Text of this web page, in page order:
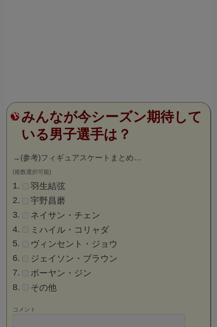
みんなが今シーズン期待して
いる男子選手は？
→ (参考)フィギュアスケートまとめ…
(複数選択可能)
羽生結弦
宇野昌磨
ネイサン・チェン
ミハイル・コリャダ
ヴィンセント・ジョウ
ジェイソン・ブラウン
ボーヤン・ジン
その他
コメント